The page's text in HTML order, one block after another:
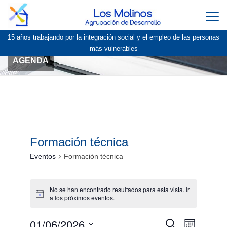
15 años trabajando por la integración social y el empleo de las personas
más vulnerables
AGENDA
Formación técnica
Eventos Formación técnica
Aviso
No se han encontrado resultados para esta vista. Ir
a lospróximos eventos.
Navegación
Buscar